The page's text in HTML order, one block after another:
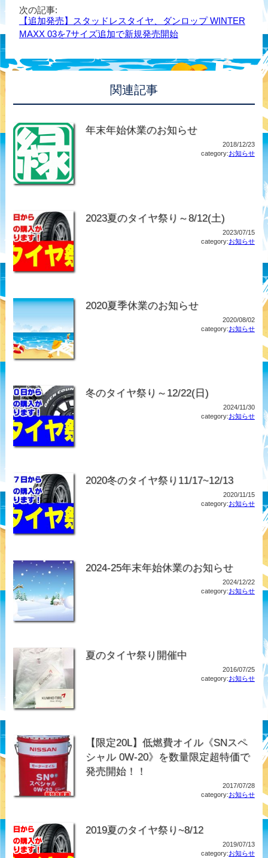
次の記事:
【追加発売】スタッドレスタイヤ、ダンロップ WINTER
MAXX 03を7サイズ追加で新規発売開始
関連記事
年末年始休業のお知らせ
2018/12/23
category:お知らせ
2023夏のタイヤ祭り～8/12(土)
2023/07/15
category:お知らせ
2020夏季休業のお知らせ
2020/08/02
category:お知らせ
冬のタイヤ祭り～12/22(日)
2024/11/30
category:お知らせ
2020冬のタイヤ祭り11/17~12/13
2020/11/15
category:お知らせ
2024-25年末年始休業のお知らせ
2024/12/22
category:お知らせ
夏のタイヤ祭り開催中
2016/07/25
category:お知らせ
【限定20L】低燃費オイル《SNスペ
シャル 0W-20》を数量限定超特価で
発売開始！！
2017/07/28
category:お知らせ
2019夏のタイヤ祭り~8/12
2019/07/13
category:お知らせ